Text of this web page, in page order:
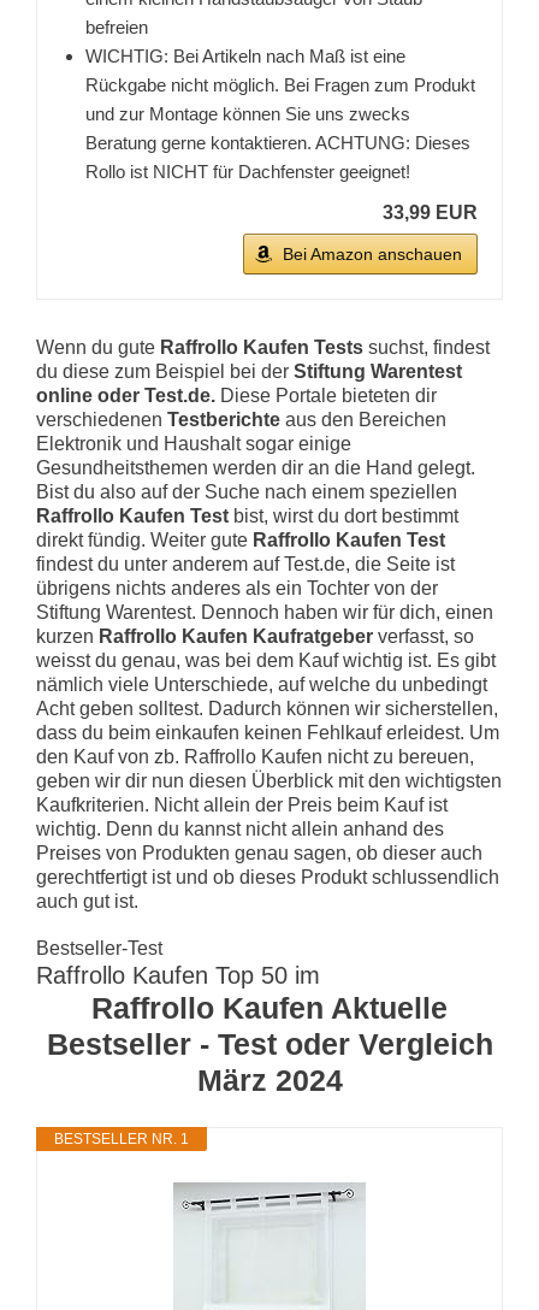
befreien
WICHTIG: Bei Artikeln nach Maß ist eine
Rückgabe nicht möglich. Bei Fragen zum Produkt
und zur Montage können Sie uns zwecks
Beratung gerne kontaktieren. ACHTUNG: Dieses
Rollo ist NICHT für Dachfenster geeignet!
33,99 EUR
Bei Amazon anschauen
Wenn du gute Raffrollo Kaufen Tests suchst, findest
du diese zum Beispiel bei der Stiftung Warentest
online oder Test.de. Diese Portale bieteten dir
verschiedenen Testberichte aus den Bereichen
Elektronik und Haushalt sogar einige
Gesundheitsthemen werden dir an die Hand gelegt.
Bist du also auf der Suche nach einem speziellen
Raffrollo Kaufen Test bist, wirst du dort bestimmt
direkt fündig. Weiter gute Raffrollo Kaufen Test
findest du unter anderem auf Test.de, die Seite ist
übrigens nichts anderes als ein Tochter von der
Stiftung Warentest. Dennoch haben wir für dich, einen
kurzen Raffrollo Kaufen Kaufratgeber verfasst, so
weisst du genau, was bei dem Kauf wichtig ist. Es gibt
nämlich viele Unterschiede, auf welche du unbedingt
Acht geben solltest. Dadurch können wir sicherstellen,
dass du beim einkaufen keinen Fehlkauf erleidest. Um
den Kauf von zb. Raffrollo Kaufen nicht zu bereuen,
geben wir dir nun diesen Überblick mit den wichtigsten
Kaufkriterien. Nicht allein der Preis beim Kauf ist
wichtig. Denn du kannst nicht allein anhand des
Preises von Produkten genau sagen, ob dieser auch
gerechtfertigt ist und ob dieses Produkt schlussendlich
auch gut ist.
Bestseller-Test
Raffrollo Kaufen Top 50 im
Raffrollo Kaufen Aktuelle
Bestseller - Test oder Vergleich
März 2024
BESTSELLER NR. 1